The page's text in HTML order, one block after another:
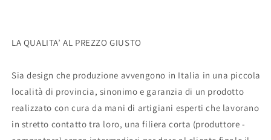
LA QUALITA’ AL PREZZO GIUSTO
Sia design che produzione avvengono in Italia in una piccola
località di provincia, sinonimo e garanzia di un prodotto
realizzato con cura da mani di artigiani esperti che lavorano
in stretto contatto tra loro, una filiera corta (produttore -